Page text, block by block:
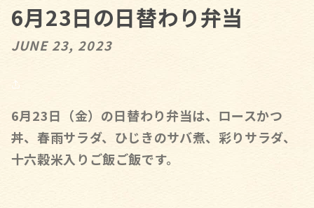
6月23日の日替わり弁当
JUNE 23, 2023
6月23日（金）の日替わり弁当は、ロースかつ
丼、春雨サラダ、ひじきのサバ煮、彩りサラダ、
十六穀米入りご飯ご飯です。